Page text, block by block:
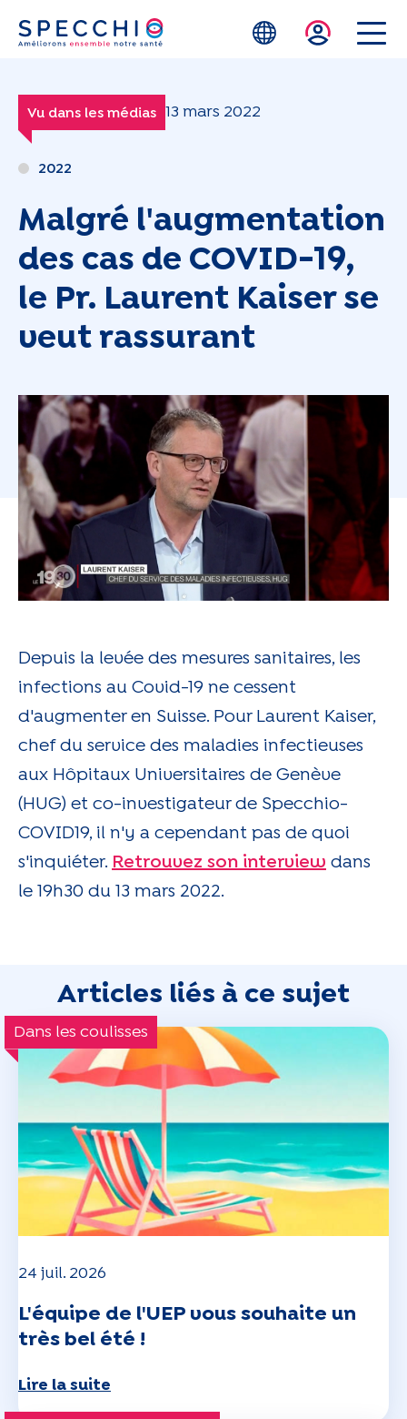
Skip to main content
Vu dans les médias 13 mars 2022
2022
Malgré l'augmentation
des cas de COVID-19,
le Pr. Laurent Kaiser se
veut rassurant
Depuis la levée des mesures sanitaires, les
infections au Covid-19 ne cessent
d'augmenter en Suisse. Pour Laurent Kaiser,
chef du service des maladies infectieuses
aux Hôpitaux Universitaires de Genève
(HUG) et co-investigateur de Specchio-
COVID19, il n'y a cependant pas de quoi
s'inquiéter. Retrouvez son interview dans
le 19h30 du 13 mars 2022.
Articles liés à ce sujet
Dans les coulisses
24 juil. 2026
L'équipe de l'UEP vous souhaite un
très bel été !
Lire la suite